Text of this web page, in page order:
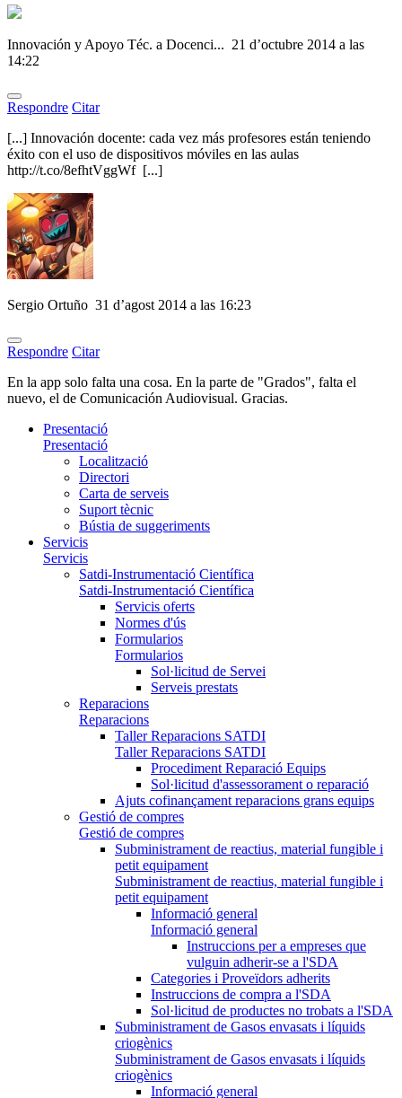
Innovación y Apoyo Téc. a Docenci... 21 d’octubre 2014 a las
14:22
Respondre Citar
[...] Innovación docente: cada vez más profesores están teniendo
éxito con el uso de dispositivos móviles en las aulas
http://t.co/8efhtVggWf [...]
Sergio Ortuño 31 d’agost 2014 a las 16:23
Respondre Citar
En la app solo falta una cosa. En la parte de "Grados", falta el
nuevo, el de Comunicación Audiovisual. Gracias.
Presentació
Presentació
Localització
Directori
Carta de serveis
Suport tècnic
Bústia de suggeriments
Servicis
Servicis
Satdi-Instrumentació Científica
Satdi-Instrumentació Científica
Servicis oferts
Normes d'ús
Formularios
Formularios
Sol·licitud de Servei
Serveis prestats
Reparacions
Reparacions
Taller Reparacions SATDI
Taller Reparacions SATDI
Procediment Reparació Equips
Sol·licitud d'assessorament o reparació
Ajuts cofinançament reparacions grans equips
Gestió de compres
Gestió de compres
Subministrament de reactius, material fungible i
petit equipament
Subministrament de reactius, material fungible i
petit equipament
Informació general
Informació general
Instruccions per a empreses que
vulguin adherir-se a l'SDA
Categories i Proveïdors adherits
Instruccions de compra a l'SDA
Sol·licitud de productes no trobats a l'SDA
Subministrament de Gasos envasats i líquids
criogènics
Subministrament de Gasos envasats i líquids
criogènics
Informació general